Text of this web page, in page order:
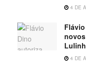
4 DE
4 DE